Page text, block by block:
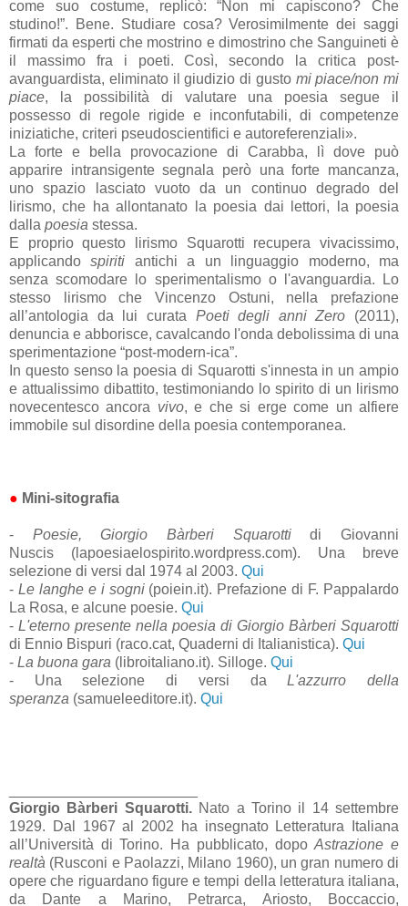
come suo costume, replicò: “Non mi capiscono? Che
studino!”. Bene. Studiare cosa? Verosimilmente dei saggi
firmati da esperti che mostrino e dimostrino che Sanguineti è
il massimo fra i poeti. Così, secondo la critica post-
avanguardista, eliminato il giudizio di gusto mi piace/non mi
piace, la possibilità di valutare una poesia segue il
possesso di regole rigide e inconfutabili, di competenze
iniziatiche, criteri pseudoscientifici e autoreferenziali».
La forte e bella provocazione di Carabba, lì dove può
apparire intransigente segnala però una forte mancanza,
uno spazio lasciato vuoto da un continuo degrado del
lirismo, che ha allontanato la poesia dai lettori, la poesia
dalla poesia stessa.
E proprio questo lirismo Squarotti recupera vivacissimo,
applicandospiriti antichi a un linguaggio moderno, ma
senza scomodare lo sperimentalismo o l'avanguardia. Lo
stesso lirismo che Vincenzo Ostuni, nella prefazione
all’antologia da lui curata Poeti degli anni Zero (2011),
denuncia e abborisce, cavalcando l'onda debolissima di una
sperimentazione “post-modern-ica”.
In questo senso la poesia di Squarotti s'innesta in un ampio
e attualissimo dibattito, testimoniando lo spirito di un lirismo
novecentesco ancora vivo, e che si erge come un alfiere
immobile sul disordine della poesia contemporanea.
● Mini-sitografia
- Poesie, Giorgio Bàrberi Squarottidi Giovanni
Nuscis (lapoesiaelospirito.wordpress.com). Una breve
selezione di versi dal 1974 al 2003. Qui
- Le langhe e i sogni(poiein.it). Prefazione di F. Pappalardo
La Rosa, e alcune poesie. Qui
- L'eterno presente nella poesia di Giorgio Bàrberi Squarotti
di Ennio Bispuri (raco.cat, Quaderni di Italianistica). Qui
- La buona gara (libroitaliano.it). Silloge. Qui
- Una selezione di versi daL'azzurro della
speranza (samueleeditore.it). Qui
Giorgio Bàrberi Squarotti. Nato a Torino il 14 settembre
1929. Dal 1967 al 2002 ha insegnato Letteratura Italiana
all’Università di Torino. Ha pubblicato, dopoAstrazione e
realtà (Rusconi e Paolazzi, Milano 1960), un gran numero di
opere che riguardano figure e tempi della letteratura italiana,
da Dante a Marino, Petrarca, Ariosto, Boccaccio,